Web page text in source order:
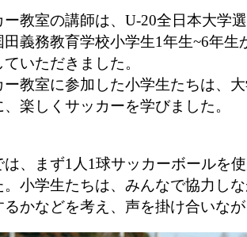
ー教室の講師は、U-20全日本大学
田義務教育学校小学生1年生~6年生
いただきました。
ー教室に参加した小学生たちは、
、楽しくサッカーを学びました。
は、まず1人1球サッカーボールを
。小学生たちは、みんなで協力し
るかなどを考え、声を掛け合いな